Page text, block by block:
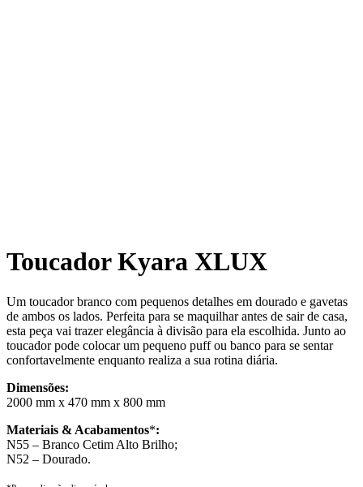
Toucador Kyara XLUX
Um toucador branco com pequenos detalhes em dourado e gavetas
de ambos os lados. Perfeita para se maquilhar antes de sair de casa,
esta peça vai trazer elegância à divisão para ela escolhida. Junto ao
toucador pode colocar um pequeno puff ou banco para se sentar
confortavelmente enquanto realiza a sua rotina diária.
Dimensões:
2000 mm x 470 mm x 800 mm
Materiais & Acabamentos*:
N55 – Branco Cetim Alto Brilho;
N52 – Dourado.